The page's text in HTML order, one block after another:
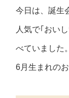
今日は、誕生
人気で｢おい
べていました。
6月生まれの